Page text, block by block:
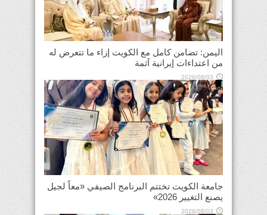
اليمن: تضامن كامل مع الكويت إزاء ما تتعرض له
من اعتداءات إيرانية آثمة
2026/08/03
جامعة الكويت تختتم البرنامج الصيفي «معاً لجيل
يصنع التغيير 2026»
2026/08/03